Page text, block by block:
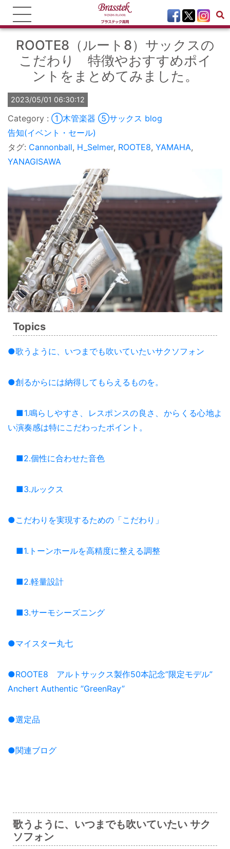
ROOTE8（ルート8）サックスの
こだわり 特徴やおすすめポイ
ントをまとめてみました。
2023/05/01 06:30:12
①木管楽器 ⑤サックス blog
告知(イベント・セール)
タグ: Cannonball, H_Selmer, ROOTE8, YAMAHA,
YANAGISAWA
Topics
●歌うように、いつまでも吹いていたいサクソフォン
●創るからには納得してもらえるものを。
■1.鳴らしやすさ、レスポンスの良さ、からくる心地よ
い演奏感は特にこだわったポイント。
■2.個性に合わせた音色
■3.ルックス
●こだわりを実現するための「こだわり」
■1.トーンホールを高精度に整える調整
■2.軽量設計
■3.サーモシーズニング
●マイスター丸七
●ROOTE8 アルトサックス製作50本記念”限定モデル”
Anchert Authentic ”GreenRay”
●選定品
●関連ブログ
歌うように、いつまでも吹いていたい サク
ソフォン